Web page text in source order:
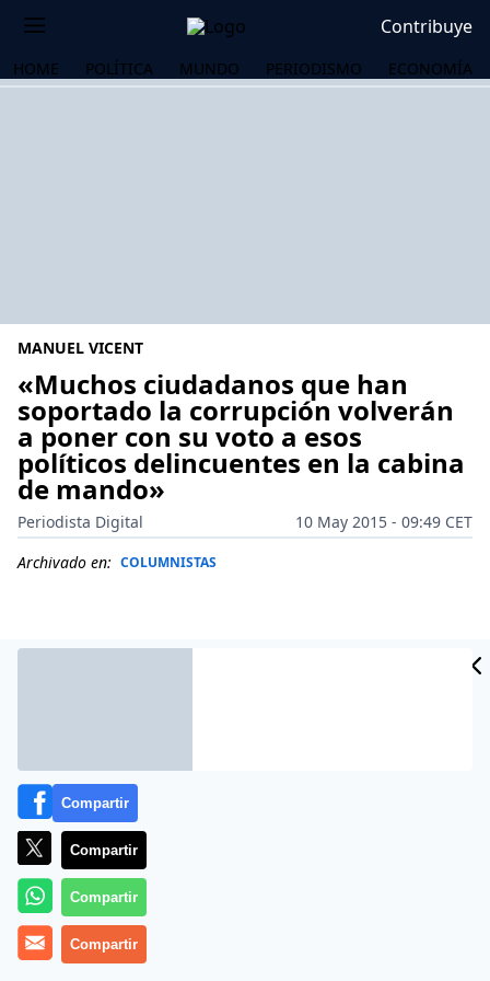
Contribuye
HOME POLÍTICA MUNDO PERIODISMO ECONOMÍA
MANUEL VICENT
«Muchos ciudadanos que han
soportado la corrupción volverán
a poner con su voto a esos
políticos delincuentes en la cabina
de mando»
Periodista Digital
10 May 2015 - 09:49 CET
Archivado en: COLUMNISTAS
Este domingo 10 mayo 2015 Manuel Vicent titula
maletassu columna en la contraportada de El País.
Compartir
Compartir
Compartir
Compartir